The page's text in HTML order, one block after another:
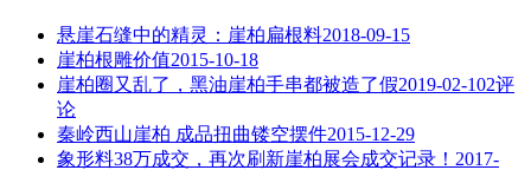
悬崖石缝中的精灵：崖柏扁根料2018-09-15
崖柏根雕价值2015-10-18
崖柏圈又乱了，黑油崖柏手串都被造了假2019-02-102评
论
秦岭西山崖柏 成品扭曲镂空摆件2015-12-29
象形料38万成交，再次刷新崖柏展会成交记录！ 2017-